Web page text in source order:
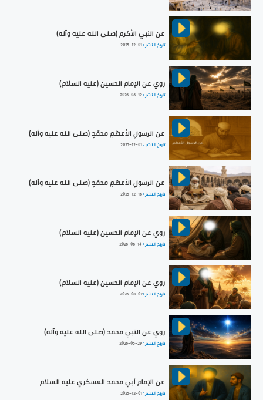
عن النبي الأكرم (صلى الله عليه وآله)
تاريخ النشر :2025-12-01
روي عن الإمام الحسين (عليه السلام)
تاريخ النشر :2026-06-12
عن الرسولِ الأعظمِ محمّدٍ (صلى الله عليه وآله)
تاريخ النشر :2025-12-01
عن الرسولِ الأعظمِ محمّدٍ (صلى الله عليه وآله)
تاريخ النشر :2025-12-16
روي عن الإمام الحسين (عليه السلام)
تاريخ النشر : 2026-06-14
روي عن الإمام الحسين (عليه السلام)
تاريخ النشر :2026-08-02
روي عن النبي محمد (صلى الله عليه وآله)
تاريخ النشر :2026-05-29
عن الإمام أبي محمد العسكري عليه السلام
تاريخ النشر :2025-12-01